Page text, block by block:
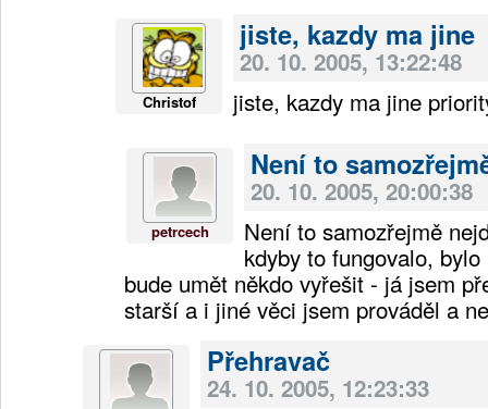
Christof
jiste, kazdy ma jine
20. 10. 2005, 13:22:48
jiste, kazdy ma jine
petrcech
Není to
20. 10. 2005, 20:00:38
Není to samozřejmě
kdyby to fungovalo,
bude umět někdo vyřešit - já jsem
starší a i jiné věci jsem prováděl a
Přehravač
24. 10. 2005, 12:23:33